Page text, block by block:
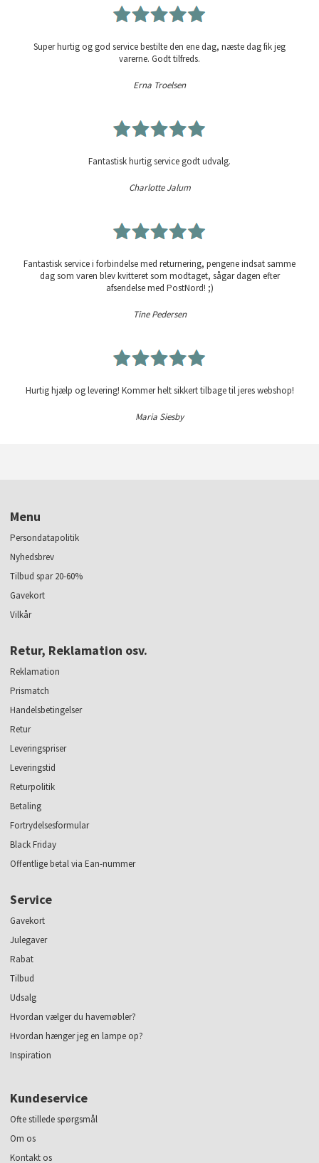
Super hurtig og god service bestilte den ene dag, næste dag fik jeg
varerne. Godt tilfreds.
Erna Troelsen
Fantastisk hurtig service godt udvalg.
Charlotte Jalum
Fantastisk service i forbindelse med returnering, pengene indsat samme
dag som varen blev kvitteret som modtaget, sågar dagen efter
afsendelse med PostNord! ;)
Tine Pedersen
Hurtig hjælp og levering! Kommer helt sikkert tilbage til jeres webshop!
Maria Siesby
Menu
Persondatapolitik
Nyhedsbrev
Tilbud spar 20-60%
Gavekort
Vilkår
Retur, Reklamation osv.
Reklamation
Prismatch
Handelsbetingelser
Retur
Leveringspriser
Leveringstid
Returpolitik
Betaling
Fortrydelsesformular
Black Friday
Offentlige betal via Ean-nummer
Service
Gavekort
Julegaver
Rabat
Tilbud
Udsalg
Hvordan vælger du havemøbler?
Hvordan hænger jeg en lampe op?
Inspiration
Kundeservice
Ofte stillede spørgsmål
Om os
Kontakt os